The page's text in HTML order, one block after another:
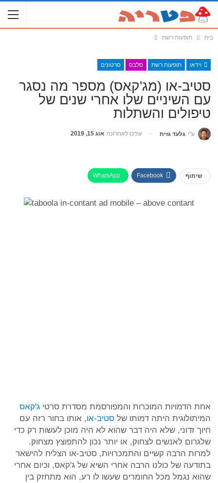
בית תופעות רשת
וידאו תופעות רשת סלבס סרטונים
סטיב-או (מג'קאס) מספר מה נסגר
עם השיניים שלו אחרי שנים של
טיפולים והשתלות
ע"י גלעד גזית עודכן לאחרונה אוג 15, 2019
שיתוף Facebook
WhatsApp
אחת הדמויות המוכרות והמפורסמת מסדרת סרטי ג'קאס
המיתולוגית היתה דמותו של סטיב-או, אותו בחור רזה עם
חיוך זדוני, שלא היה דבר שהוא לא היה מוכן לעשות רק כדי
שלגרום לאנשים לצחוק, או יותר נכון להתפוצץ מצחוק.
למרות הרבה קשיים והתמכרויות, סטיב-או הצליח להישאר
בתודעה של כולנו הרבה אחרי השיא של ג'קאס, וכיום אחרי
שהוא נגמל מכל החומרים שעשו לו רע, הוא מתחזק בין